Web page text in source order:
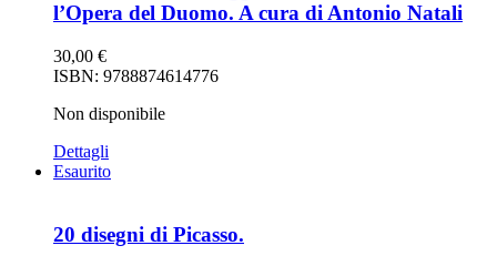
l’Opera del Duomo. A cura di Antonio Natali
30,00 €
ISBN: 9788874614776
Non disponibile
Dettagli
Esaurito
20 disegni di Picasso.